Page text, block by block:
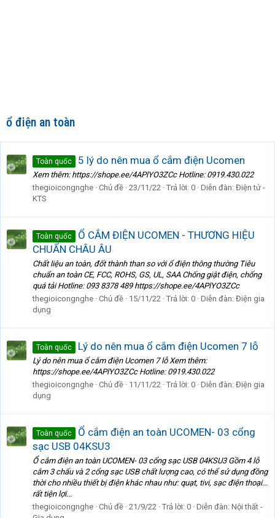
ổ điện an toàn
Toàn quốc 5 lý do nên mua ổ cắm điện Ucomen
Xem thêm: https://shope.ee/4APlYO3ZCc Hotline: 0919.430.022
thegioicongnghe Chủ đề 23/11/22 Trả lời: 0 Diễn đàn: Điện tử -
KTS
Toàn quốc
Ổ CẮM ĐIỆN UCOMEN - THƯƠNG HIỆU
CHUẨN CHÂU ÂU
Chất liệu an toàn, đốt thành than so với ổ điện thông thường Tiêu
chuẩn an toàn CE, FCC, ROHS, GS, UL, SAA Chống giật điện, chống
quá tải Hotline: 093 8378 489 https://shope.ee/4APlYO3ZCc
thegioicongnghe Chủ đề 15/11/22 Trả lời: 0 Diễn đàn: Điện gia
dụng
Toàn quốc Lý do nên mua ổ cắm điện Ucomen 7 lỗ
Lý do nên mua ổ cắm điện Ucomen 7 lỗ Xem thêm:
https://shope.ee/4APlYO3ZCc Hotline: 0919.430.022
thegioicongnghe Chủ đề 11/11/22 Trả lời: 0 Diễn đàn: Điện gia
dụng
Toàn quốc
Ổ cắm điện an toàn UCOMEN- 03 cổng
sạc USB 04KSU3
Ổ cắm điện an toàn UCOMEN- 03 cổng sạc USB 04KSU3 Gồm 4 lỗ
cắm 3 chấu và 2 cổng sạc USB chất lượng cao, có thể sử dụng đồng
thời cho nhiều thiết bị điện khác nhau như: quạt, tivi, sạc điện thoại...
rất tiện lợi...
thegioicongnghe Chủ đề 21/9/22 Trả lời: 0 Diễn đàn: Nội thất -